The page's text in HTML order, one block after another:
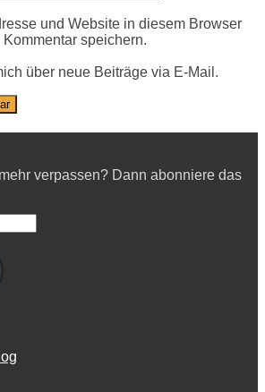
und Website in diesem Browser
speichern.
über neue Beiträge via E-Mail.
verpassen? Dann abonniere das